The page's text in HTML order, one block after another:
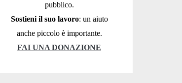
pubblico.
Sostieni il suo lavoro: un aiuto
anche piccolo è importante.
FAI UNA DONAZIONE